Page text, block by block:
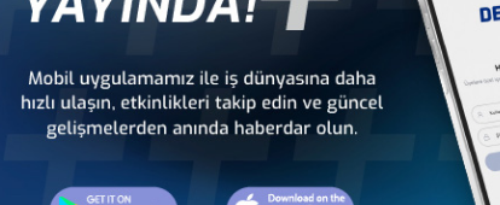
İş Konseyi
İş Konseyi